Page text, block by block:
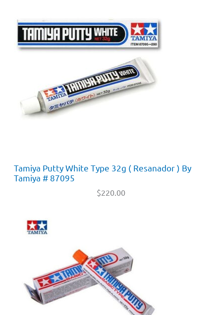
Tamiya Putty White Type 32g ( Resanador ) By
Tamiya # 87095
$220.00